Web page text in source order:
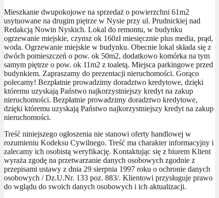
Mieszkanie dwupokojowe na sprzedaż o powierzchni 61m2
usytuowane na drugim piętrze w Nysie przy ul. Prudnickiej nad
Redakcją Nowin Nyskich. Lokal do remontu, w budynku
ogrzewanie miejskie, czynsz ok 160zł miesięcznie plus media, prąd,
woda. Ogrzewanie miejskie w budynku. Obecnie lokal składa się z
dwóch pomieszczeń o pow. ok 50m2, dodatkowo komórka na tym
samym piętrze o pow. ok 11m2 z toaletą. Miejsca parkingowe przed
budynkiem. Zapraszamy do prezentacji nieruchomości. Gorąco
polecamy! Bezpłatnie prowadzimy doradztwo kredytowe, dzięki
któremu uzyskają Państwo najkorzystniejszy kredyt na zakup
nieruchomości. Bezpłatnie prowadzimy doradztwo kredytowe,
dzięki któremu uzyskają Państwo najkorzystniejszy kredyt na zakup
nieruchomości.
Treść niniejszego ogłoszenia nie stanowi oferty handlowej w
rozumieniu Kodeksu Cywilnego. Treść ma charakter informacyjny i
zalecamy ich osobistą weryfikację. Kontaktując się z biurem Klient
wyraża zgodę na przetwarzanie danych osobowych zgodnie z
przepisami ustawy z dnia 29 sierpnia 1997 roku o ochronie danych
osobowych / Dz.U.Nr. 133 poz. 883/. Klientowi przysługuje prawo
do wglądu do swoich danych osobowych i ich aktualizacji.